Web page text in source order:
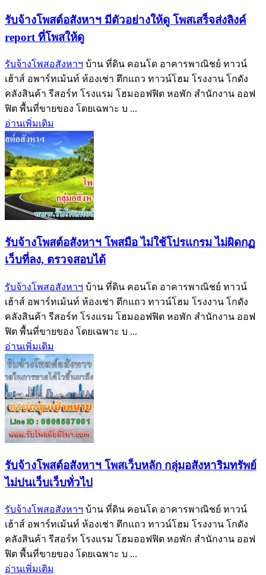
รับจ้างโพสต์อสังหาฯ มีตัวอย่างให้ดู โพสเสร็จส่งลิงค์
report ที่โพสให้ดู
รับจ้างโพสอสังหาฯ บ้าน ที่ดิน คอนโด อาคารพาณิชย์ ทาวน์
เฮ้าส์ อพาร์ทเม้นท์ ห้องเช่า ตึกแถว ทาวน์โฮม โรงงาน โกดัง
คลังสินค้า รีสอร์ท โรงแรม โฮมออฟฟิต หอพัก สำนักงาน ออฟ
ฟิต พื้นที่ขายของ โดยเฉพาะ บ ...
อ่านเพิ่มเติม
รับจ้างโพสต์อสังหาฯ โพสมือ ไม่ใช้โปรแกรม ไม่ผิดกฏ
เว็บที่ลง, ตรวจสอบได้
รับจ้างโพสอสังหาฯ บ้าน ที่ดิน คอนโด อาคารพาณิชย์ ทาวน์
เฮ้าส์ อพาร์ทเม้นท์ ห้องเช่า ตึกแถว ทาวน์โฮม โรงงาน โกดัง
คลังสินค้า รีสอร์ท โรงแรม โฮมออฟฟิต หอพัก สำนักงาน ออฟ
ฟิต พื้นที่ขายของ โดยเฉพาะ บ ...
อ่านเพิ่มเติม
รับจ้างโพสต์อสังหาฯ โพสเว็บหลัก กลุ่มอสังหาริมทรัพย์
ไม่ปนเว็บเว็บทั่วไป
รับจ้างโพสอสังหาฯ บ้าน ที่ดิน คอนโด อาคารพาณิชย์ ทาวน์
เฮ้าส์ อพาร์ทเม้นท์ ห้องเช่า ตึกแถว ทาวน์โฮม โรงงาน โกดัง
คลังสินค้า รีสอร์ท โรงแรม โฮมออฟฟิต หอพัก สำนักงาน ออฟ
ฟิต พื้นที่ขายของ โดยเฉพาะ บ ...
อ่านเพิ่มเติม